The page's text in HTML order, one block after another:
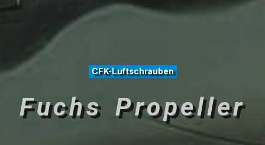
CFK-Luftschrauben
Fuchs Propeller